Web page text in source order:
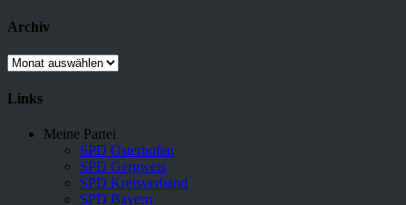
Archiv
Archiv
Links
Meine Partei
SPD Osterhofen
SPD Gergweis
SPD Kreisverband
SPD Bayern